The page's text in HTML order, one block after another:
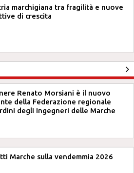
marchigiana tra fragilità e nuove
di crescita
Renato Morsiani è il nuovo
della Federazione regionale
degli Ingegneri delle Marche
Marche sulla vendemmia 2026